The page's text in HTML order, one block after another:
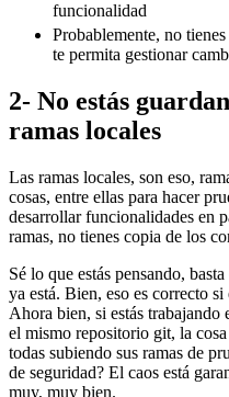
funcionalidad
Probablemente, no
te permita gestionar
2- No estás
ramas locales
Las ramas locales, son eso,
cosas, entre ellas para hacer
desarrollar funcionalidades en
ramas, no tienes copia de los
Sé lo que estás pensando,
ya está. Bien, eso es correcto
Ahora bien, si estás
el mismo repositorio git, la
todas subiendo sus ramas de
de seguridad? El caos está
muy, muy bien.